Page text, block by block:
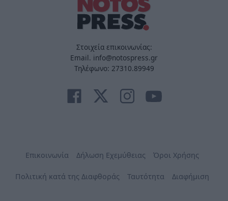
Στοιχεία επικοινωνίας:
Email. info@notospress.gr
Τηλέφωνο: 27310.89949
Επικοινωνία Δήλωση Εχεμύθειας Όροι Χρήσης
Πολιτική κατά της Διαφθοράς Ταυτότητα Διαφήμιση